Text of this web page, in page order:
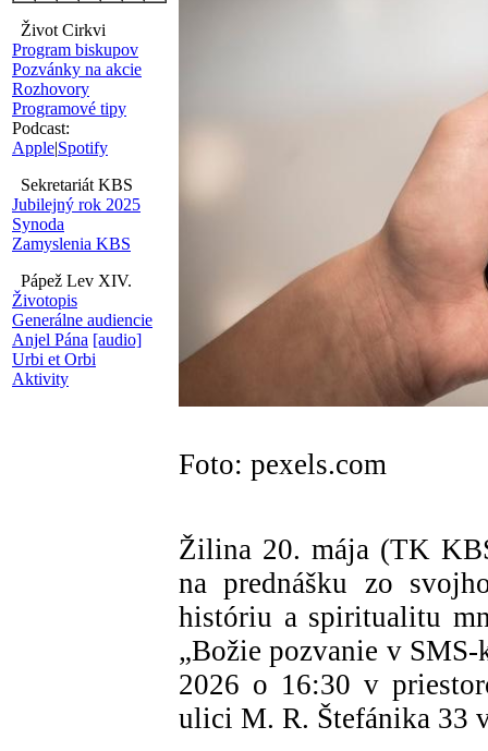
Život Cirkvi
Program biskupov
Pozvánky na akcie
Rozhovory
Programové tipy
Podcast:
Apple|Spotify
Sekretariát KBS
Jubilejný rok 2025
Synoda
Zamyslenia KBS
Pápež Lev XIV.
Životopis
Generálne audiencie
Anjel Pána [audio]
Urbi et Orbi
Aktivity
Foto: pexels.com
Žilina 20. mája (TK
na prednášku zo
históriu a spiritualitu
„Božie pozvanie v
2026 o 16:30 v
ulici M. R. Štefánika 33